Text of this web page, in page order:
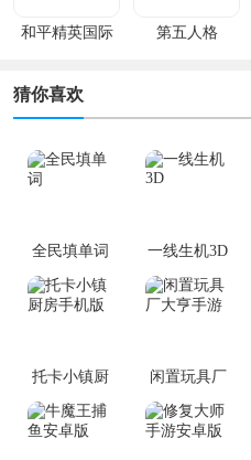
和平精英国际
第五人格
猜你喜欢
全民填单词 一线生机3D
托卡小镇厨
房手机版
闲置玩具厂
大亨手游